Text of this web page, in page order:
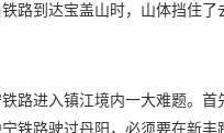
路到达宝盖山时，山体挡住了
路进入镇江境内一大难题。首
铁路驶过丹阳，必须要在新丰